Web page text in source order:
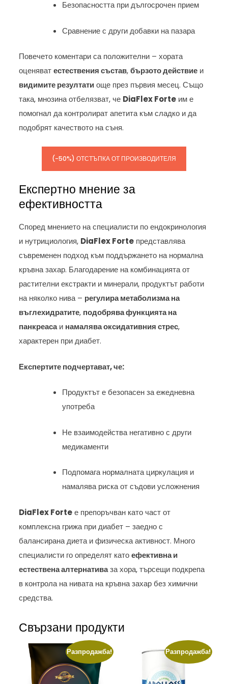
Безопасността при дългосрочен прием
Сравнение с други добавки на пазара
Повечето коментари са положителни – хората
оценяватестествения състав,бързото действие и
видимите резултатиоще през първия месец. Също
така, мнозина отбелязват, че DiaFlex Forte им е
помогнал да контролират апетита към сладко и да
подобрят качеството на съня.
(-50%) ОТСТЪПКА ОТ ПРОИЗВОДИТЕЛЯ
Експертно мнение за
ефективността
Според мнението на специалисти по ендокринология
и нутрициология, DiaFlex Forte представлява
съвременен подход към поддържането на нормална
кръвна захар. Благодарение на комбинацията от
растителни екстракти и минерали, продуктът работи
на няколко нива – регулира метаболизма на
въглехидратите, подобрява функцията на
панкреасаи намалява оксидативния стрес,
характерен при диабет.
Експертите подчертават, че:
Продуктът е безопасен за ежедневна
употреба
Не взаимодейства негативно с други
медикаменти
Подпомага нормалната циркулация и
намалява риска от съдови усложнения
DiaFlex Forteе препоръчван като част от
комплексна грижа при диабет – заедно с
балансирана диета и физическа активност. Много
специалисти го определят катоефективна и
естествена алтернативаза хора, търсещи подкрепа
в контрола на нивата на кръвна захар без химични
средства.
Свързани продукти
Разпродажба! Разпродажба!